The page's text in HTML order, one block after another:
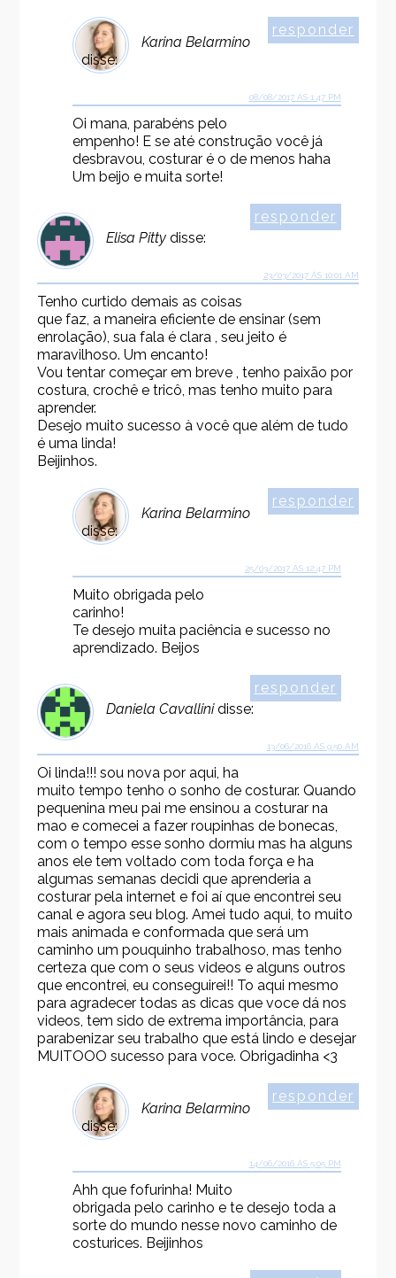
responder
Karina Belarmino
disse:
08/08/2017 ÀS 1:47 PM
Oi mana, parabéns pelo
empenho! E se até construção você já
desbravou, costurar é o de menos haha
Um beijo e muita sorte!
responder
Elisa Pitty disse:
23/03/2017 ÀS 10:01 AM
Tenho curtido demais as coisas
que faz, a maneira eficiente de ensinar (sem
enrolação), sua fala é clara , seu jeito é
maravilhoso. Um encanto!
Vou tentar começar em breve , tenho paixão por
costura, crochê e tricô, mas tenho muito para
aprender.
Desejo muito sucesso à você que além de tudo
é uma linda!
Beijinhos.
responder
Karina Belarmino
disse:
25/03/2017 ÀS 12:47 PM
Muito obrigada pelo
carinho!
Te desejo muita paciência e sucesso no
aprendizado. Beijos
responder
Daniela Cavallini disse:
13/06/2016 ÀS 9:50 AM
Oi linda!!! sou nova por aqui, ha
muito tempo tenho o sonho de costurar. Quando
pequenina meu pai me ensinou a costurar na
mao e comecei a fazer roupinhas de bonecas,
com o tempo esse sonho dormiu mas ha alguns
anos ele tem voltado com toda força e ha
algumas semanas decidi que aprenderia a
costurar pela internet e foi aí que encontrei seu
canal e agora seu blog. Amei tudo aqui, to muito
mais animada e conformada que será um
caminho um pouquinho trabalhoso, mas tenho
certeza que com o seus videos e alguns outros
que encontrei, eu conseguirei!! To aqui mesmo
para agradecer todas as dicas que voce dá nos
videos, tem sido de extrema importância, para
parabenizar seu trabalho que está lindo e desejar
MUITOOO sucesso para voce. Obrigadinha <3
responder
Karina Belarmino
disse:
14/06/2016 ÀS 5:05 PM
Ahh que fofurinha! Muito
obrigada pelo carinho e te desejo toda a
sorte do mundo nesse novo caminho de
costurices. Beijinhos